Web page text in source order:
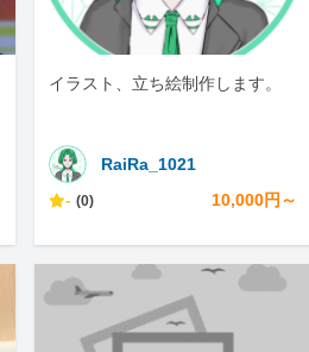
イラスト、立ち絵制作します。
RaiRa_1021
- (0) 10,000円～